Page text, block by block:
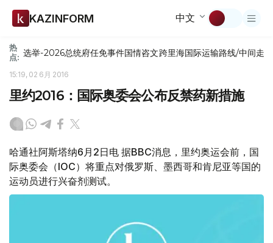
KAZINFORM 中文
热
点: 选举-2026总统府任免事件国情咨文跨里海国际运输路线/中间走廊
15:19, 02 6月 2016
里约2016：国际奥委会公布反禁药新措施
哈通社阿斯塔纳6月2日电 据BBC消息，里约奥运会前，国
际奥委会（IOC）将重点对俄罗斯、墨西哥和肯尼亚等国的
运动员进行兴奋剂测试。